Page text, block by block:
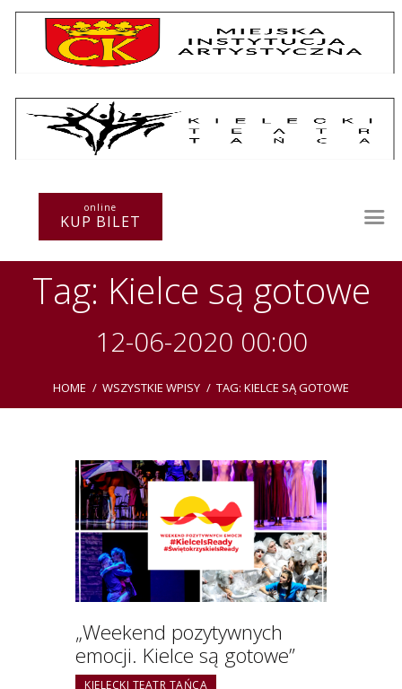
online
KUP BILET
Tag: Kielce są gotowe
12-06-2020 00:00
HOME WSZYSTKIE WPISY TAG: KIELCE SĄ GOTOWE
Repertuar
Teatr / Zespół
Przestrzenie Sztuki
Festiwal
Kurs instruktorski
Sprawozdania
„Weekend pozytywnych
emocji. Kielce są gotowe”
KIELECKI TEATR TAŃCA